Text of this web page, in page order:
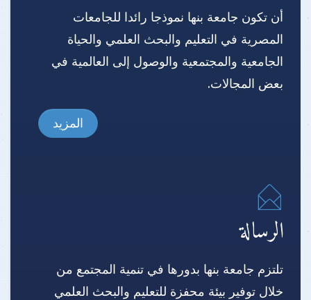
أن تكون جامعة بنها نموذجا رائدا للجامعات
المصرية في التعليم والبحث العلمي والحياة
الجامعية والمجتمعية والوصول إلى العالمية في
بعض المجالات.
المزيد
الرسالة
تلتزم جامعة بنها بدورها في تنمية المجتمع من
خلال توفير بيئة محفزة للتعليم والبحث العلمي